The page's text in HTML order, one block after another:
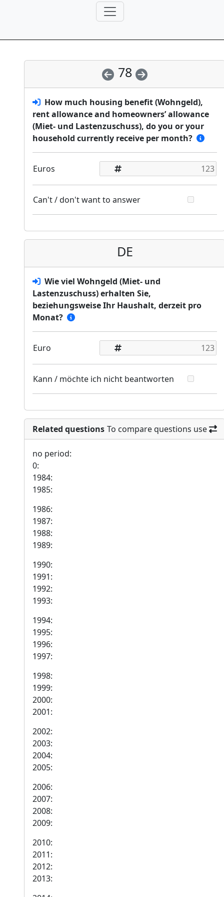
78
How much housing benefit (Wohngeld),
rent allowance and homeowners’ allowance
(Miet- und Lastenzuschuss), do you or your
household currently receive per month?
Euros
Can't / don't want to answer
DE
Wie viel Wohngeld (Miet- und
Lastenzuschuss) erhalten Sie,
beziehungsweise Ihr Haushalt, derzeit pro
Monat?
Euro
Kann / möchte ich nicht beantworten
Related questions To compare questions use
no period:
0:
1984:
1985:
1986:
1987:
1988:
1989:
1990:
1991:
1992:
1993:
1994:
1995:
1996:
1997:
1998:
1999:
2000:
2001:
2002:
2003:
2004:
2005:
2006:
2007:
2008:
2009:
2010:
2011:
2012:
2013: